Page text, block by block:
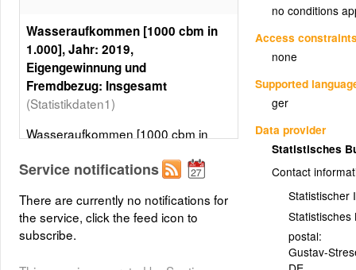
no conditions
Access
none
Supported
ger
Data provider
Statistisches
Contact
Statistischer
Statistisches
postal:
Gustav-
Wasseraufkommen [1000 cbm in
1.000], Jahr: 2019,
Eigengewinnung und
Fremdbezug: Insgesamt
(Statistikdaten1)
Wasseraufkommen [1000 cbm in
Eigengewinnung und Fremdbezug:
Besetzungen
Layer metadata (
Service notifications
There are currently no notifications for
the service, click the feed icon to
subscribe.